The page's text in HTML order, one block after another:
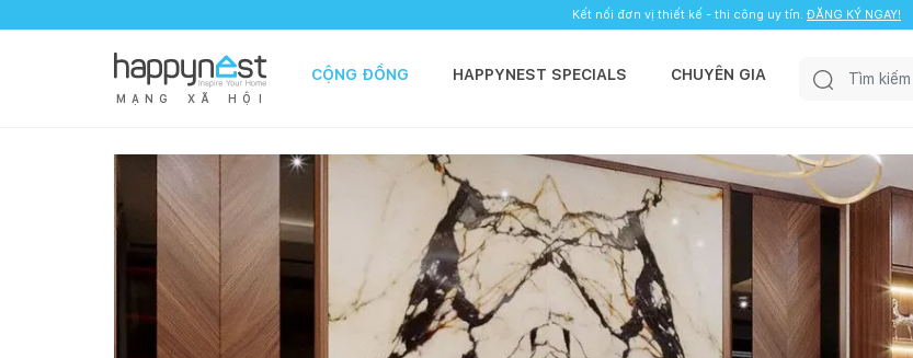
Kết nối đơn vị thiết kế - thi công uy tín. ĐĂNG KÝ NGAY!
M Ạ N G X Ã H Ộ I
CỘNG ĐỒNG HAPPYNEST SPECIALS CHUYÊN GIA